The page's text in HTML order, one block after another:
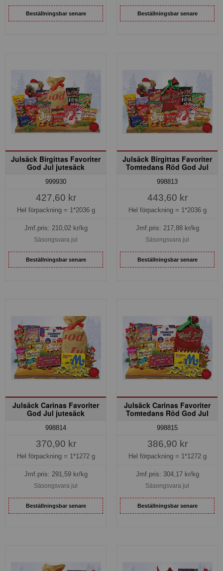
Beställningsbar senare Beställningsbar senare
Julsäck Birgittas Favoriter
God Jul jutesäck
999930
427,60 kr
Hel förpackning = 1*2036 g
Jmf.pris: 210,02kr/kg
Säsongsvara jul
Beställningsbar senare
Julsäck Birgittas Favoriter
Tomtedans Röd God Jul
998813
443,60 kr
Hel förpackning = 1*2036 g
Jmf.pris: 217,88kr/kg
Säsongsvara jul
Beställningsbar senare
Julsäck Carinas Favoriter
God Jul jutesäck
998814
370,90 kr
Hel förpackning = 1*1272 g
Jmf.pris: 291,59kr/kg
Säsongsvara jul
Beställningsbar senare
Julsäck Carinas Favoriter
Tomtedans Röd God Jul
998815
386,90 kr
Hel förpackning = 1*1272 g
Jmf.pris: 304,17kr/kg
Säsongsvara jul
Beställningsbar senare